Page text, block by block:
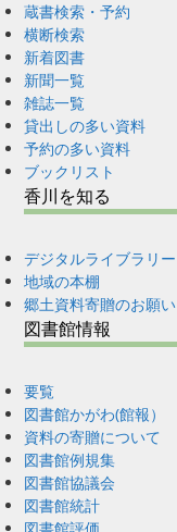
蔵書検索・予約
横断検索
新着図書
新聞一覧
雑誌一覧
貸出しの多い資料
予約の多い資料
ブックリスト
香川を知る
デジタルライブラリー
地域の本棚
郷土資料寄贈のお願い
図書館情報
要覧
図書館かがわ(館報）
資料の寄贈について
図書館例規集
図書館協議会
図書館統計